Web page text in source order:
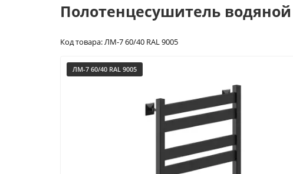
Полотенцесушитель
Код товара: ЛМ-7 60/40 RAL 9005
ЛМ-7 60/40 RAL 9005